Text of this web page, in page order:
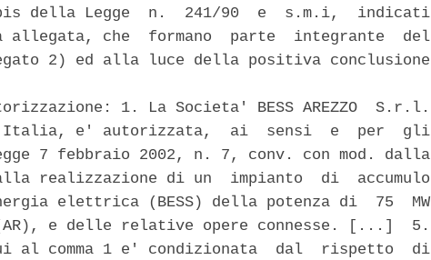
della Legge  n.  241/90  e  s.m.i,  indicati
allegata, che  formano  parte  integrante  del
2) ed alla luce della positiva conclusione
1. La Societa' BESS AREZZO  S.r.l.
Italia, e' autorizzata,  ai  sensi  e  per  gli
7 febbraio 2002, n. 7, conv. con mod. dalla
realizzazione di un  impianto  di  accumulo
elettrica (BESS) della potenza di  75  MW
(AR), e delle relative opere connesse. [...]  5.
al comma 1 e' condizionata  dal  rispetto  di